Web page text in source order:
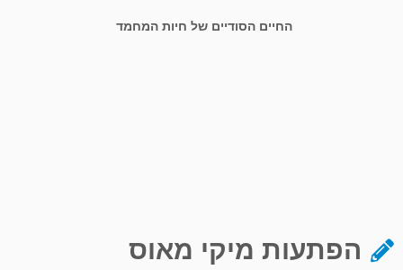
החיים הסודיים של חיות המחמד
הפתעות מיקי מאוס